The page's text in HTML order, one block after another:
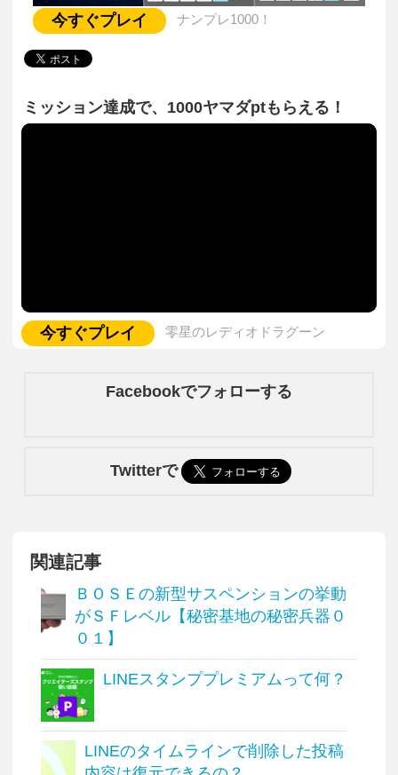
今すぐプレイ ナンプレ1000！
ミッション達成で、1000ヤマダptもらえる！
今すぐプレイ 零星のレディオドラグーン
Facebookでフォローする
Twitterで
関連記事
ＢＯＳＥの新型サスペンションの挙動
がＳＦレベル【秘密基地の秘密兵器０
０１】
LINEスタンププレミアムって何？
LINEのタイムラインで削除した投稿